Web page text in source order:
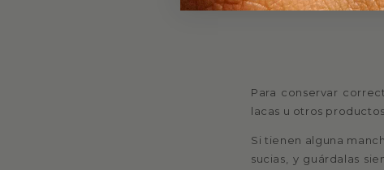
Para conservar
lacas u otros
Si tienen alguna
sucias, y guárdalas